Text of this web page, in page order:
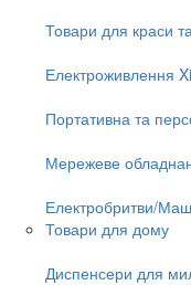
Товари для краси
Електроживлення
Портативна та
Мережеве
Електробритви/
Товари для дому
Диспенсери для